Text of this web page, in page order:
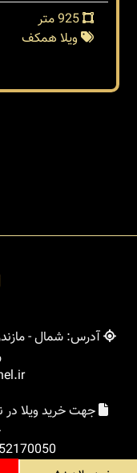
ویلا همکف
آدرس: شمال -
جهت خرید ویلا